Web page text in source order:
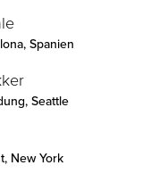
​​Spanien
,Seattle
, New York